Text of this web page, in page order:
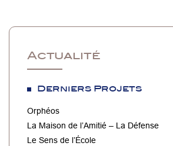
Actualité
Derniers Projets
Orphéos
La Maison de l’Amitié – La Défense
Le Sens de l’École